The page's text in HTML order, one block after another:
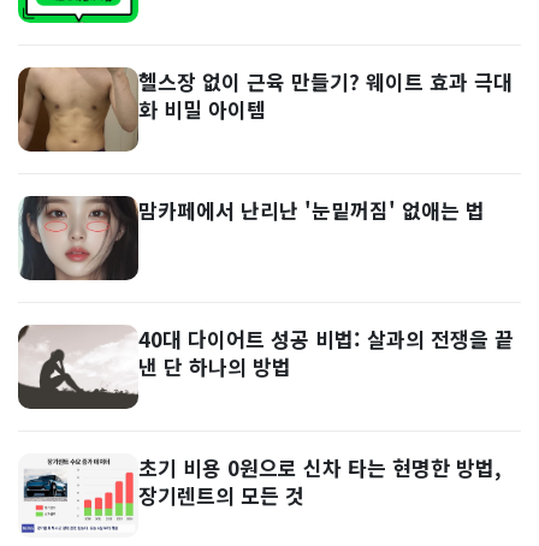
헬스장 없이 근육 만들기? 웨이트 효과 극대
화 비밀 아이템
맘카페에서 난리난 '눈밑꺼짐' 없애는 법
40대 다이어트 성공 비법: 살과의 전쟁을 끝
낸 단 하나의 방법
초기 비용 0원으로 신차 타는 현명한 방법,
장기렌트의 모든 것